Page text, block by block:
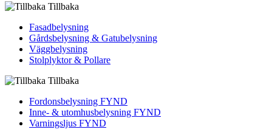
Tillbaka
Fasadbelysning
Gårdsbelysning & Gatubelysning
Väggbelysning
Stolplyktor & Pollare
Tillbaka
Fordons­belysning FYND
Inne- & utomhus­belysning FYND
Varningsljus FYND